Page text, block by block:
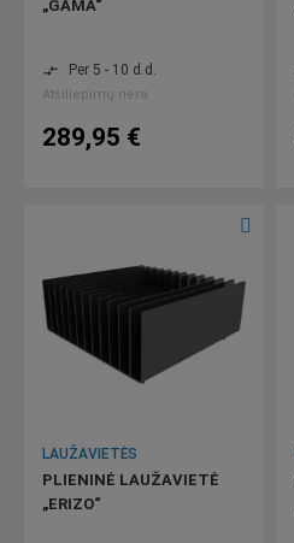
„GAMA“
compare_arrows Per 5 - 10 d.d.
Atsiliepimų nėra
289,95 €
LAUŽAVIETĖS
PLIENINĖ LAUŽAVIETĖ
„ERIZO“